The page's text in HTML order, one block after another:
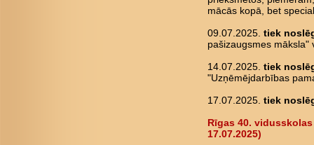
mācās kopā, bet
09.07.2025. tiek
pašizaugsmes māksla"
14.07.2025. tiek
"Uzņēmējdarbības
17.07.2025. tiek
Rīgas 40.
17.07.2025)